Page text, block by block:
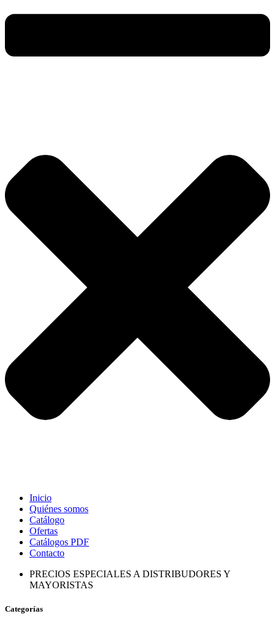
Inicio
Quiénes somos
Catálogo
Ofertas
Catálogos PDF
Contacto
PRECIOS ESPECIALES A DISTRIBUDORES Y
MAYORISTAS
Categorías